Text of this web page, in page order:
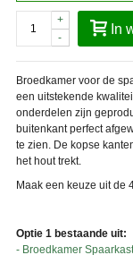
-
+
In
Broedkamer voor de
een uitstekende
onderdelen zijn
buitenkant perfect
te zien. De kopse
het hout trekt.
Maak een keuze uit de
Optie 1 bestaande uit:
- Broedkamer